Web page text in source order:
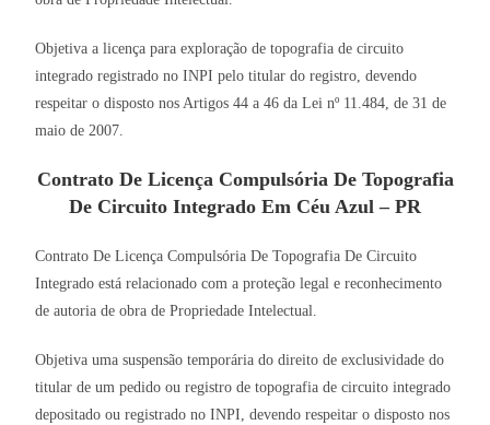
Objetiva a licença para exploração de topografia de circuito
integrado registrado no INPI pelo titular do registro, devendo
respeitar o disposto nos Artigos 44 a 46 da Lei nº 11.484, de 31 de
maio de 2007.
Contrato De Licença Compulsória De Topografia
De Circuito Integrado Em Céu Azul – PR
Contrato De Licença Compulsória De Topografia De Circuito
Integrado está relacionado com a proteção legal e reconhecimento
de autoria de obra de Propriedade Intelectual.
Objetiva uma suspensão temporária do direito de exclusividade do
titular de um pedido ou registro de topografia de circuito integrado
depositado ou registrado no INPI, devendo respeitar o disposto nos